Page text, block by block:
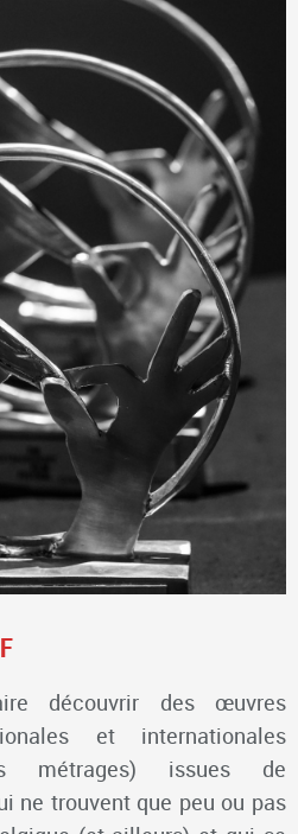
découvrir des œuvres
et internationales
métrages) issues de
ne trouvent que peu ou pas